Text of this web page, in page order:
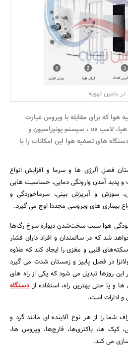
بانک، بیمه و سرمایه
مسکن و ساختمان
بامین تهویه
هوا که برای مقابله با ویروس عبارت
است از : سیستم فیلتراسیون هپا، لامپ uv ، سیستم یونیزاسیون و
های تصفیه هوا این امکانات را با
فصل آلرژی ها و سرما و افزایش انواع
و پدید آمدن وارونگی دمایی، حساسیت هایی
سوزش و آبریزش بینی، سرماخوردگی و
بیماری های ویروسی مجددا اوج می گیرد.
آلودگی هوا سبب سخت‌شدن دیواره سرخ رگ‌ها
شد که در سالمندان و افراد دارای فشار
قلبی و مغزی را ایجاد کند که علاوه
در فصل پاییز و زمستان شدت می گیرد
این روزها تبدیل می شود که یکی از راه های
و یا حتی بهترین راه، استفاده از دستگاه
و ادارات است.
شما را از هر نوع آلاینده ای مانند گرد و
کپک ها، باکتری‌ها، قارچ‌ها، ویروس ها،
می کند.